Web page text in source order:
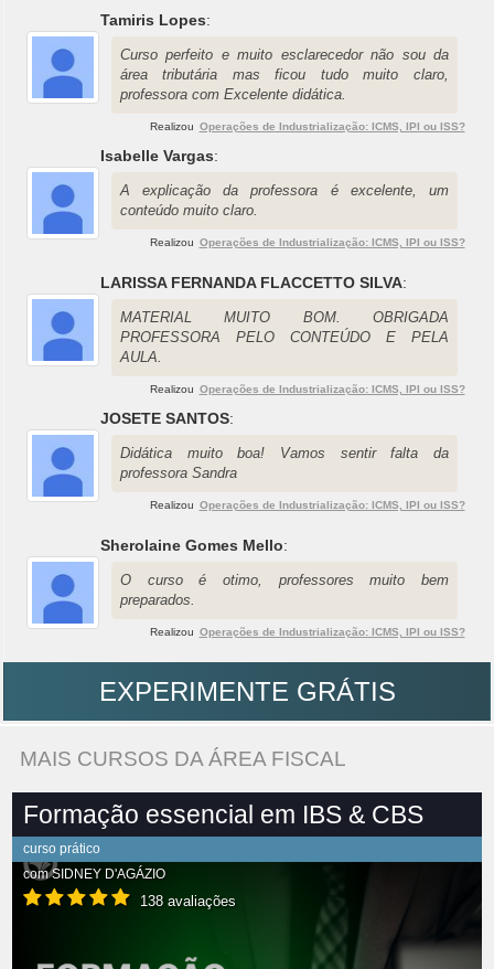
Tamiris Lopes:
Curso perfeito e muito esclarecedor não sou da
área tributária mas ficou tudo muito claro,
professora com Excelente didática.
Realizou Operações de Industrialização: ICMS, IPI ou ISS?
Isabelle Vargas:
A explicação da professora é excelente, um
conteúdo muito claro.
Realizou Operações de Industrialização: ICMS, IPI ou ISS?
LARISSA FERNANDA FLACCETTO SILVA:
MATERIAL MUITO BOM. OBRIGADA
PROFESSORA PELO CONTEÚDO E PELA
AULA.
Realizou Operações de Industrialização: ICMS, IPI ou ISS?
JOSETE SANTOS:
Didática muito boa! Vamos sentir falta da
professora Sandra
Realizou Operações de Industrialização: ICMS, IPI ou ISS?
Sherolaine Gomes Mello:
O curso é otimo, professores muito bem
preparados.
Realizou Operações de Industrialização: ICMS, IPI ou ISS?
EXPERIMENTE GRÁTIS
MAIS CURSOS DA ÁREA FISCAL
Formação essencial em IBS & CBS
curso prático
comSIDNEY D'AGÁZIO
138 avaliações